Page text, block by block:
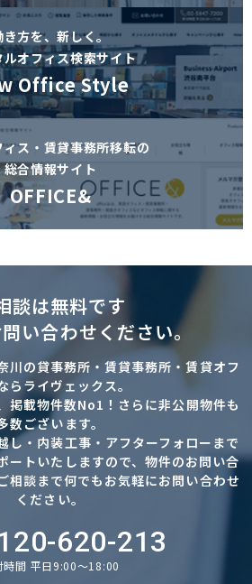
き方を、新しく。
ルオフィス検索サイト
Office Style
ス・賃貸事務所移転の
総合情報サイト
OFFICE&
談は無料です
い合わせください。
川の貸事務所・賃貸事務所・賃貸オフ
らライヴェックス。
掲載物件数No1！さらに非公開物件も
数ございます。
し・内装工事・アフターフォローまで
ートいたしますので、物件のお問い合
相談まで何でもお気軽にお問い合わせ
ください。
620-213
時間 平日9:00～18:00